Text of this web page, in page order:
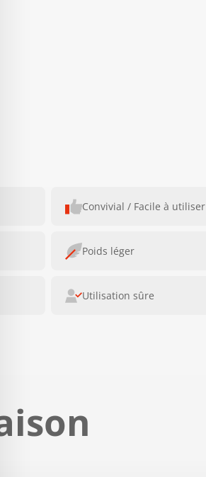
Convivial / Facile à utiliser
Poids léger
Utilisation sûre